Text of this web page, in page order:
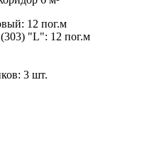
12 пог.м
(303) "L": 12 пог.м
3 шт.